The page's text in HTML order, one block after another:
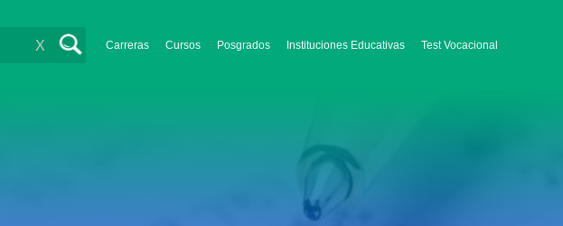
Carreras Cursos Posgrados Instituciones Educativas Test Vocacional
X